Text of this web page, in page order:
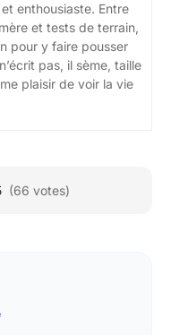
enthousiaste. Entre
et tests de terrain,
pour y faire pousser
pas, il sème, taille
plaisir de voir la vie
(66 votes)